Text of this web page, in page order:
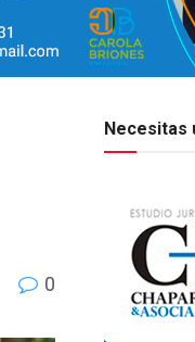
0
Necesitas